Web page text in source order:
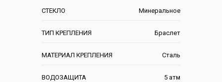
СТЕКЛО Минеральное
ТИП КРЕПЛЕНИЯ Браслет
МАТЕРИАЛ КРЕПЛЕНИЯ Сталь
ВОДОЗАЩИТА 5 атм